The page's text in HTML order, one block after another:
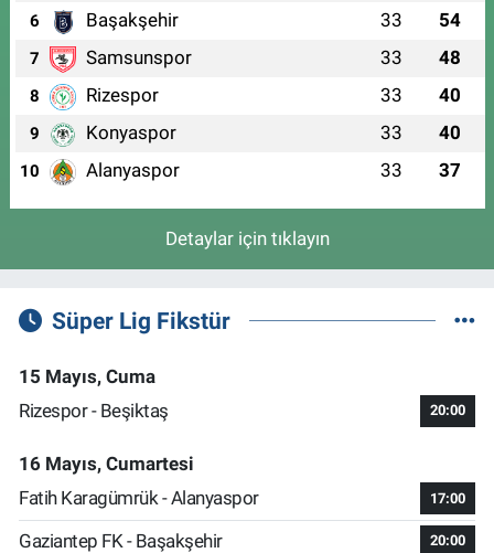
6 Başakşehir 33 54
7 Samsunspor 33 48
8 Rizespor 33 40
9 Konyaspor 33 40
10 Alanyaspor 33 37
Detaylar için tıklayın
Süper Lig Fikstür
15 Mayıs, Cuma
Rizespor - Beşiktaş
20:00
16 Mayıs, Cumartesi
Fatih Karagümrük - Alanyaspor
17:00
Gaziantep FK - Başakşehir 20:00